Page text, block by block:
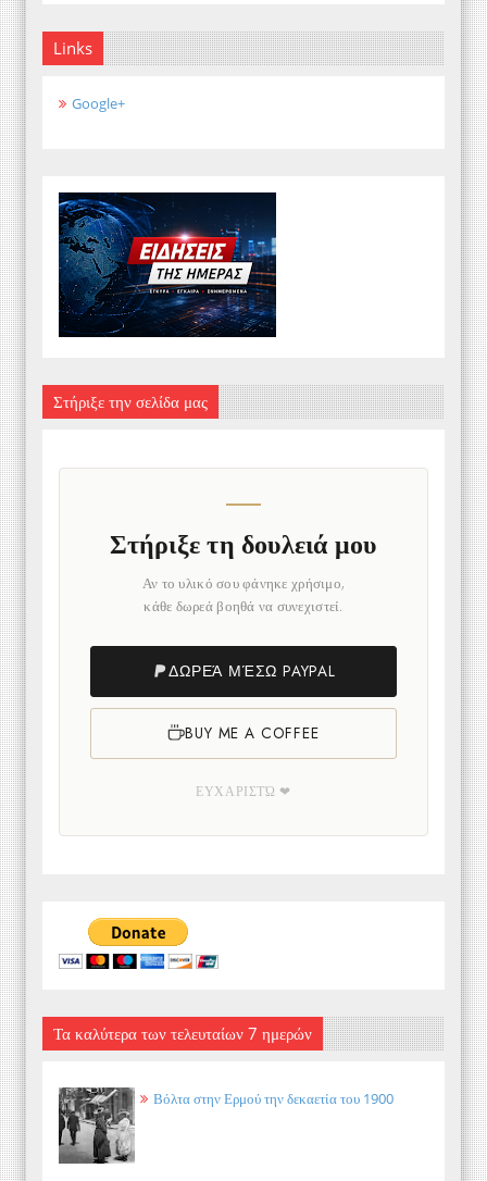
Links
Google+
Στήριξε την σελίδα μας
Στήριξε τη δουλειά μου
Αν το υλικό σου φάνηκε χρήσιμο,
κάθε δωρεά βοηθά να συνεχιστεί.
ΔΩΡΕΆ ΜΈΣΩ PAYPAL
BUY ME A COFFEE
ΕΥΧΑΡΙΣΤΏ ❤
Τα καλύτερα των τελευταίων 7 ημερών
Βόλτα στην Ερμού την δεκαετία του 1900